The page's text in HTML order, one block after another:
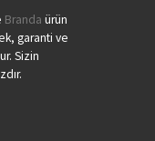
Branda ürün
garanti ve
Sizin